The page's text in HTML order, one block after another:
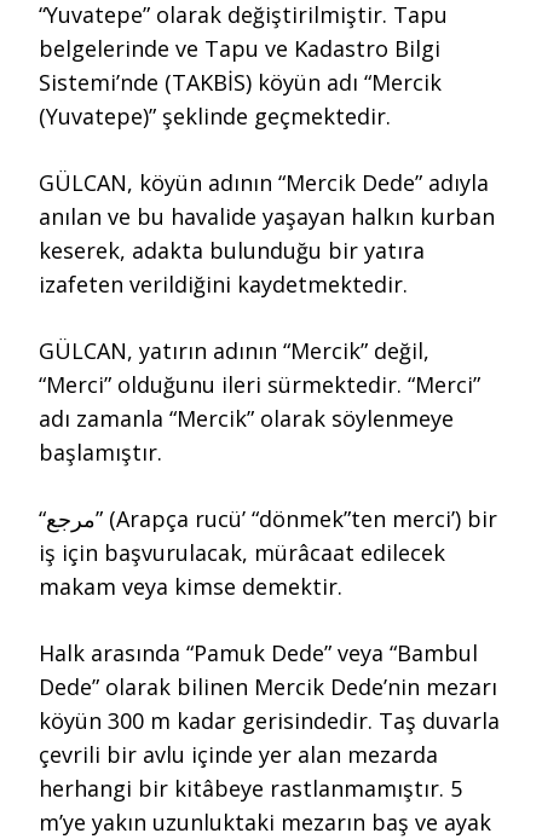
“Yuvatepe” olarak değiştirilmiştir. Tapu
belgelerinde ve Tapu ve Kadastro Bilgi
Sistemi’nde (TAKBİS) köyün adı “Mercik
(Yuvatepe)” şeklinde geçmektedir.
GÜLCAN, köyün adının “Mercik Dede” adıyla
anılan ve bu havalide yaşayan halkın kurban
keserek, adakta bulunduğu bir yatıra
izafeten verildiğini kaydetmektedir.
GÜLCAN, yatırın adının “Mercik” değil,
“Merci” olduğunu ileri sürmektedir. “Merci”
adı zamanla “Mercik” olarak söylenmeye
başlamıştır.
“مرجع” (Arapça rucü’ “dönmek”ten merci’) bir
iş için başvurulacak, mürâcaat edilecek
makam veya kimse demektir.
Halk arasında “Pamuk Dede” veya “Bambul
Dede” olarak bilinen Mercik Dede’nin mezarı
köyün 300 m kadar gerisindedir. Taş duvarla
çevrili bir avlu içinde yer alan mezarda
herhangi bir kitâbeye rastlanmamıştır. 5
m’ye yakın uzunluktaki mezarın baş ve ayak